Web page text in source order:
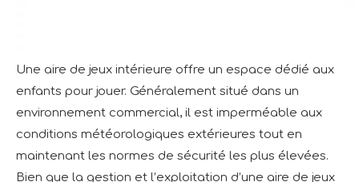
Une aire de jeux intérieure offre un espace dédié aux
enfants pour jouer. Généralement situé dans un
environnement commercial, il est imperméable aux
conditions météorologiques extérieures tout en
maintenant les normes de sécurité les plus élevées.
Bien que la gestion et l’exploitation d’une aire de jeux